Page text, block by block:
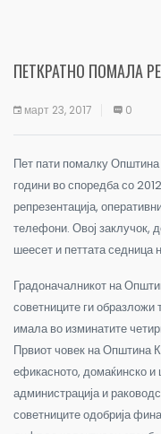
ПЕТКРАТНО ПОМАЛА
март 23, 2017 0
Пет пати помалку
години во споредба со
репрезентација,
телефони. Овој заклучок,
шеесет и петтата
Градоначалникот на
советниците ги
имала во изминатите
Првиот човек на Општина
ефикасното, домаќинско
администрација и
советниците одобрија